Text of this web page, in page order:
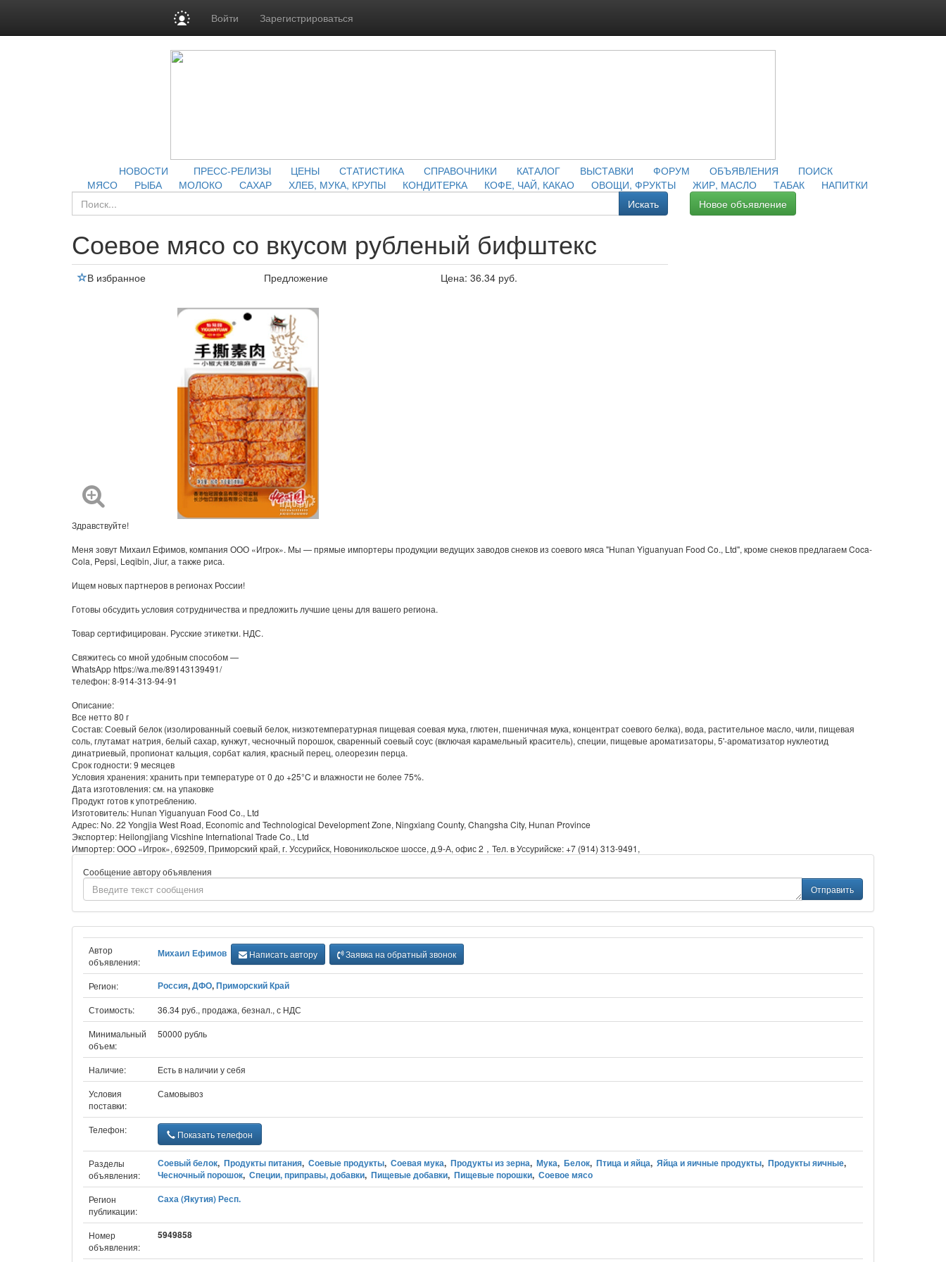
Войти Зарегистрироваться
НОВОСТИ ПРЕСС-РЕЛИЗЫ ЦЕНЫ СТАТИСТИКА СПРАВОЧНИКИ КАТАЛОГ ВЫСТАВКИ ФОРУМ ОБЪЯВЛЕНИЯ
ПОИСК
МЯСО
РЫБА МОЛОКО САХАР ХЛЕБ, МУКА, КРУПЫ КОНДИТЕРКА КОФЕ, ЧАЙ, КАКАО ОВОЩИ, ФРУКТЫ ЖИР, МАСЛО ТАБАК
НАПИТКИ
Искать
Новое объявление
Соевое мясо со вкусом рубленый бифштекс
В избранное Предложение Цена: 36.34 руб.
Здравствуйте!
Меня зовут Михаил Ефимов, компания ООО «Игрок». Мы — прямые импортеры продукции ведущих заводов снеков из соевого мяса "Hunan Yiguanyuan Food Co., Ltd", кроме снеков предлагаем Coca-
Cola, Pepsi, Leqibin, Jiur, а также риса.
Ищем новых партнеров в регионах России!
Готовы обсудить условия сотрудничества и предложить лучшие цены для вашего региона.
Товар сертифицирован. Русские этикетки. НДС.
Свяжитесь со мной удобным способом —
WhatsApp https://wa.me/89143139491/
телефон: 8-914-313-94-91
Описание:
Все нетто 80 г
Состав: Соевый белок (изолированный соевый белок, низкотемпературная пищевая соевая мука, глютен, пшеничная мука, концентрат соевого белка), вода, растительное масло, чили, пищевая
соль, глутамат натрия, белый сахар, кунжут, чесночный порошок, сваренный соевый соус (включая карамельный краситель), специи, пищевые ароматизаторы, 5'-ароматизатор нуклеотид
динатриевый, пропионат кальция, сорбат калия, красный перец, олеорезин перца.
Срок годности: 9 месяцев
Условия хранения: хранить при температуре от 0 до +25°C и влажности не более 75%.
Дата изготовления: см. на упаковке
Продукт готов к употреблению.
Изготовитель: Hunan Yiguanyuan Food Co., Ltd
Адрес: No. 22 Yongjia West Road, Economic and Technological Development Zone, Ningxiang County, Changsha City, Hunan Province
Экспортер: Heilongjiang Vicshine International Trade Co., Ltd
Импортер: ООО «Игрок», 692509, Приморский край, г. Уссурийск, Новоникольское шоссе, д.9-А, офис 2，Тел. в Уссурийске: +7 (914) 313-9491,
Сообщение автору объявления
Отправить
Автор
объявления:
Михаил Ефимов Написать автору Заявка на обратный звонок
Регион: Россия,ДФО,Приморский Край
Стоимость:
36.34 руб., продажа, безнал., с НДС
Минимальный
объем:
50000 рубль
Наличие:
Есть в наличии у себя
Условия
поставки:
Самовывоз
Телефон: Показать телефон
Разделы
объявления:
Соевый белок, Продукты питания, Соевые продукты, Соевая мука, Продукты из зерна, Мука, Белок, Птица и яйца, Яйца и яичные продукты, Продукты яичные,
Чесночный порошок, Специи, приправы, добавки, Пищевые добавки, Пищевые порошки, Соевое мясо
Регион
публикации:
Саха (Якутия) Респ.
Номер
объявления:
5949858